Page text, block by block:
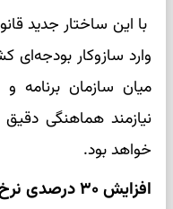
با این ساختار جدید
وارد سازوکار
میان سازمان برنامه
نیازمند هماهنگی
خواهد بود.
افزایش ۳۰